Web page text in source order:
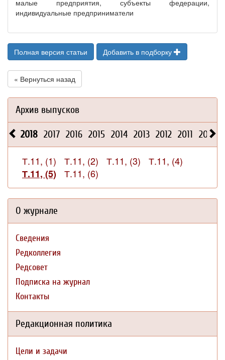
малые предприятия, субъекты федерации,
индивидуальные предприниматели
Полная версия статьи Добавить в подборку
« Вернуться назад
Архив выпусков
2018 2017 2016 2015 2014 2013 2012 2011 2010
Т.11, (1) Т.11, (2) Т.11, (3)
Т.11, (4)
Т.11, (5)
Т.11, (6)
О журнале
Сведения
Редколлегия
Редсовет
Подписка на журнал
Контакты
Редакционная политика
Цели и задачи